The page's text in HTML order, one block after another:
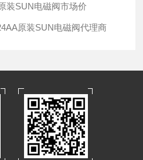
装SUN电磁阀市场价
原装SUN电磁阀代理商